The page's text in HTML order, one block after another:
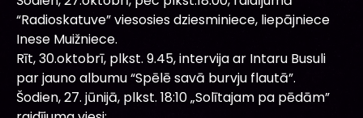
“Radioskatuve” viesosies dziesminiece, liepājniece
Inese Muižniece.
Rīt, 30.oktobrī, plkst. 9.45, intervija ar Intaru Busuli
par jauno albumu “Spēlē savā burvju flautā”.
Šodien, 27. jūnijā, plkst. 18:10 „Solītajam pa pēdām”